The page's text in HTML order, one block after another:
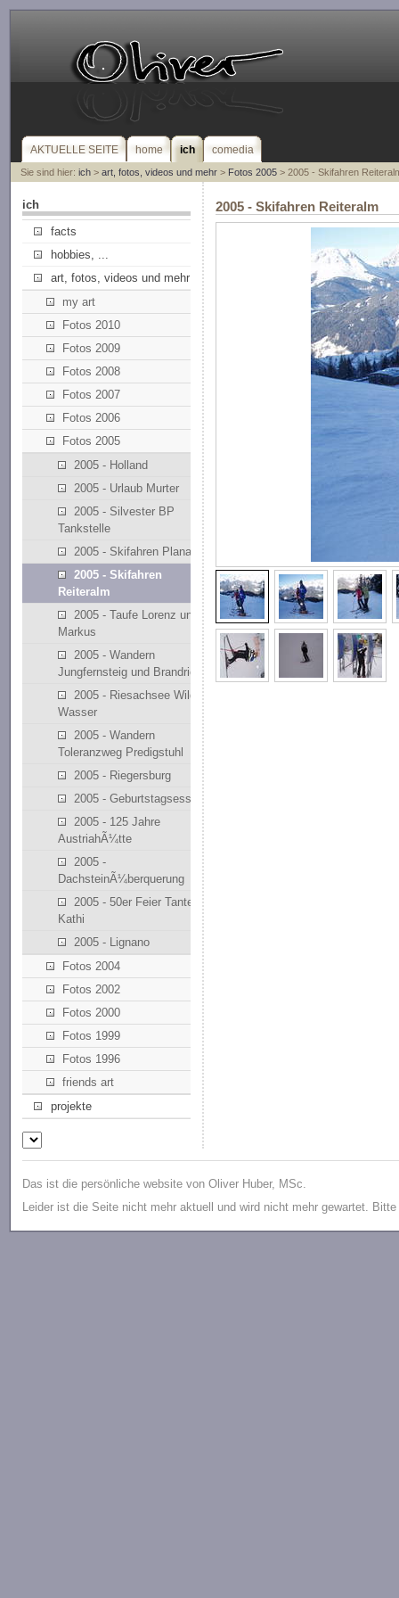
AKTUELLE SEITE home ich comedia
Sie sind hier: ich> art, fotos, videos und mehr> Fotos 2005> 2005 - Skifahren
ich
facts
hobbies, ...
art, fotos, videos und mehr
my art
Fotos 2010
Fotos 2009
Fotos 2008
Fotos 2007
Fotos 2006
Fotos 2005
2005 - Holland
2005 - Urlaub Murter
2005 - Silvester BP
Tankstelle
2005 - Skifahren Planai
2005 - Skifahren
Reiteralm
2005 - Taufe Lorenz und
Markus
2005 - Wandern
Jungfernsteig und Brandriedl
2005 - Riesachsee Wilde
Wasser
2005 - Wandern
Toleranzweg Predigstuhl
2005 - Riegersburg
2005 - Geburtstagsessen
2005 - 125 Jahre
AustriahÃ¼tte
2005 -
DachsteinÃ¼berquerung
2005 - 50er Feier Tante
Kathi
2005 - Lignano
Fotos 2004
Fotos 2002
Fotos 2000
Fotos 1999
Fotos 1996
friends art
projekte
2005 - Skifahren Reiteralm
Das ist die persönliche website von Oliver Huber, MSc.
Leider ist die Seite nicht mehr aktuell und wird nicht mehr gewartet.